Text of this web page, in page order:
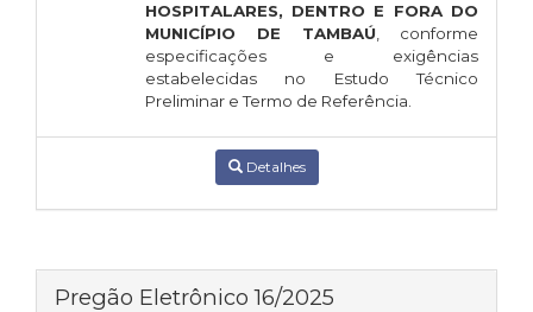
HOSPITALARES, DENTRO E FORA DO
MUNICÍPIO DE TAMBAÚ , conforme
especificações e exigências
estabelecidas no Estudo Técnico
Preliminar e Termo de Referência.
Detalhes
Pregão Eletrônico 16/2025